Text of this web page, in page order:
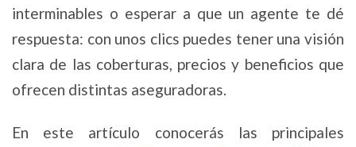
interminables o esperar a que un agente te dé
respuesta: con unos clics puedes tener una visión
clara de las coberturas, precios y beneficios que
ofrecen distintas aseguradoras.
En este artículo conocerás las principales